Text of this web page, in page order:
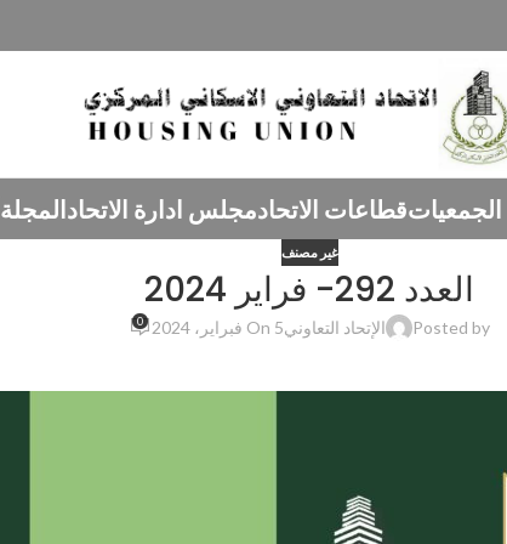
قطاعات الاتحادمجلس ادارة الاتحادالمجلة
غير مصنف
Posted by الإتحاد التعاونيOn 5 فبراير، 2024 0